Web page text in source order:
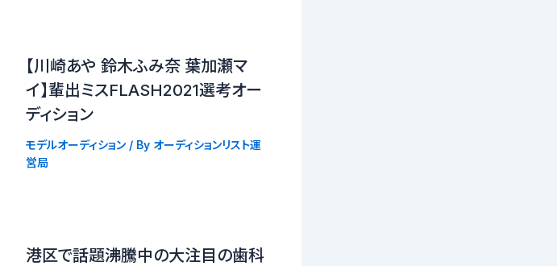
【川崎あや 鈴木ふみ奈 葉加瀬マ
イ】輩出ミスFLASH2021選考オー
ディション
モデルオーディション/ By オーディションリスト運
営局
港区で話題沸騰中の大注目の歯科